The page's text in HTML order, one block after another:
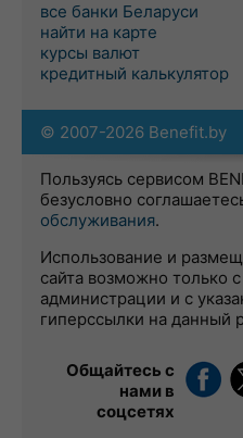
все банки Беларуси
найти на карте
курсы валют
кредитный калькулятор
© 2007-2026 Benefit.by
Пользуясь сервисом
безусловно
обслуживания.
Использование и
сайта возможно только
администрации и с
гиперссылки на данный
Общайтесь с
нами в
соцсетях